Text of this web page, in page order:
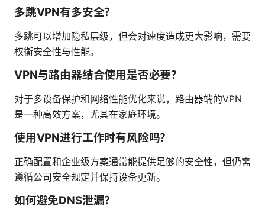
多跳VPN有多安全？
多跳可以增加隐私层级，但会对速度造成更大影响，需要
权衡安全性与性能。
VPN与路由器结合使用是否必要？
对于多设备保护和网络性能优化来说，路由器端的VPN
是一种高效方案，尤其在家庭环境。
使用VPN进行工作时有风险吗？
正确配置和企业级方案通常能提供足够的安全性，但仍需
遵循公司安全规定并保持设备更新。
如何避免DNS泄漏？